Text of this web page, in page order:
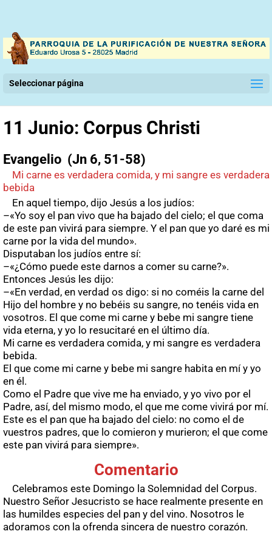
Seleccionar página
11 Junio: Corpus Christi
Evangelio (Jn 6, 51-58)
Mi carne es verdadera comida, y mi sangre es verdadera
bebida
En aquel tiempo, dijo Jesús a los judíos:
–«Yo soy el pan vivo que ha bajado del cielo; el que coma
de este pan vivirá para siempre. Y el pan que yo daré es mi
carne por la vida del mundo».
Disputaban los judíos entre sí:
–«¿Cómo puede este darnos a comer su carne?».
Entonces Jesús les dijo:
–«En verdad, en verdad os digo: si no coméis la carne del
Hijo del hombre y no bebéis su sangre, no tenéis vida en
vosotros. El que come mi carne y bebe mi sangre tiene
vida eterna, y yo lo resucitaré en el último día.
Mi carne es verdadera comida, y mi sangre es verdadera
bebida.
El que come mi carne y bebe mi sangre habita en mí y yo
en él.
Como el Padre que vive me ha enviado, y yo vivo por el
Padre, así, del mismo modo, el que me come vivirá por mí.
Este es el pan que ha bajado del cielo: no como el de
vuestros padres, que lo comieron y murieron; el que come
este pan vivirá para siempre».
Comentario
Celebramos este Domingo la Solemnidad del Corpus.
Nuestro Señor Jesucristo se hace realmente presente en
las humildes especies del pan y del vino. Nosotros le
adoramos con la ofrenda sincera de nuestro corazón.